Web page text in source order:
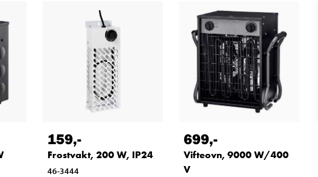
159,-
Frostvakt, 200 W, IP24
46-3444
699,-
Vifteovn, 9000 W/400
V